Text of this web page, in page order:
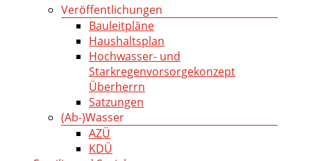
Veröffentlichungen
Bauleitpläne
Haushaltsplan
Hochwasser- und
Starkregenvorsorgekonzept
Überherrn
Satzungen
(Ab-)Wasser
AZÜ
KDÜ